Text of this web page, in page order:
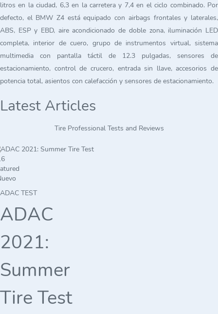
litros en la ciudad, 6,3 en la carretera y 7,4 en el ciclo combinado. Por
defecto, el BMW Z4 está equipado con airbags frontales y laterales,
ABS, ESP y EBD, aire acondicionado de doble zona, iluminación LED
completa, interior de cuero, grupo de instrumentos virtual, sistema
multimedia con pantalla táctil de 12.3 pulgadas, sensores de
estacionamiento, control de crucero, entrada sin llave, accesorios de
potencia total, asientos con calefacción y sensores de estacionamiento.
Latest Articles
Tire Professional Tests and Reviews
ADAC TEST
ADAC
2021:
Summer
Tire Test